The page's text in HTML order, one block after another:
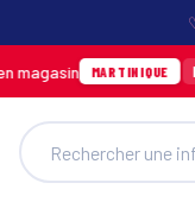
Hier · 21h54